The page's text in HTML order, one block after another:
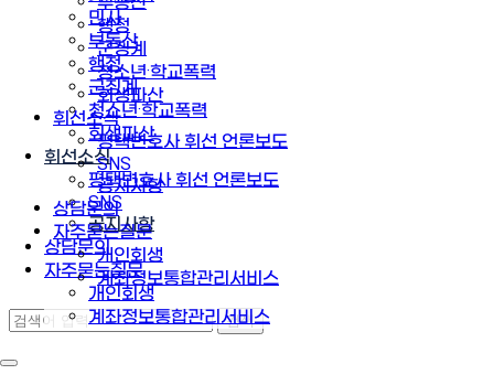
민사
부동산
행정
군징계
청소년·학교폭력
회생파산
휘선소식
평택변호사 휘선 언론보도
SNS
공지사항
상담문의
자주묻는질문
개인회생
계좌정보통합관리서비스
행정
군징계
청소년·학교폭력
회생파산
휘선소식
평택변호사 휘선 언론보도
SNS
공지사항
상담문의
자주묻는질문
개인회생
계좌정보통합관리서비스